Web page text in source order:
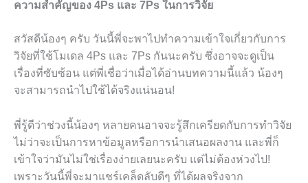
ความสำคัญของ 4Ps และ 7Ps ในการวิจัย
สวัสดีน้องๆ ครับ วันนี้พี่จะพาไปทำความเข้าใจเกี่ยวกับการ
วิจัยที่ใช้โมเดล 4Ps และ 7Ps กันนะครับ ซึ่งอาจจะดูเป็น
เรื่องที่ซับซ้อน แต่พี่เชื่อว่าเมื่อได้อ่านบทความนี้แล้ว น้องๆ
จะสามารถนำไปใช้ได้จริงแน่นอน!
พี่รู้ดีว่าช่วงนี้น้องๆ หลายคนอาจจะรู้สึกเครียดกับการทำวิจัย
ไม่ว่าจะเป็นการหาข้อมูลหรือการนำเสนอผลงาน และพี่ก็
เข้าใจว่ามันไม่ใช่เรื่องง่ายเลยนะครับ แต่ไม่ต้องห่วงไป!
เพราะวันนี้พี่จะมาแชร์เคล็ดลับดีๆ ที่ได้ผลจริงจาก